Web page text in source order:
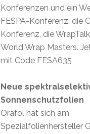
Konferenzen und ein
FESPA-Konferenz, die
Konferenz, die
World Wrap Masters.
mit Code FESA635
Neue
Sonnenschutzfolien
Orafol hat sich am
Spezialfolienhersteller